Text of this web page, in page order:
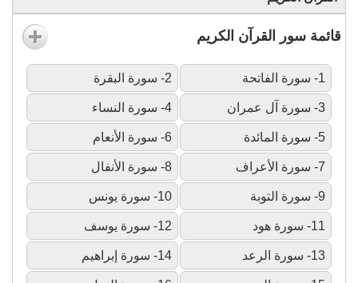
قائمة سور القرآن الكريم
1- سورة الفاتحة 2- سورة البقرة
3- سورة آل عمران 4- سورة النساء
5- سورة المائدة 6- سورة الأنعام
7- سورة الأعراف 8- سورة الأنفال
9- سورة التوبة 10- سورة يونس
11- سورة هود 12- سورة يوسف
13- سورة الرعد 14- سورة إبراهيم